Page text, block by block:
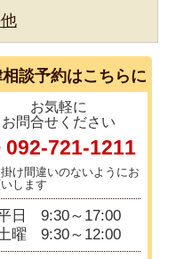
談予約はこちらに
お気軽に
お問合せください
092-721-1211
け間違いのないようにお
します
日
9:30～17:00
曜
9:30～12:00